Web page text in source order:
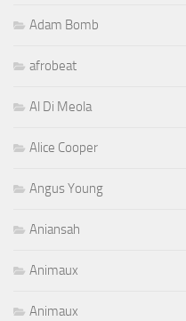
Adam Bomb
afrobeat
Al Di Meola
Alice Cooper
Angus Young
Aniansah
Animaux
Animaux